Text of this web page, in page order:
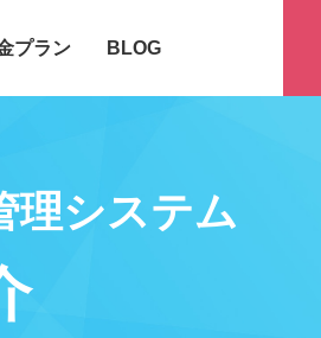
プラン BLOG
理システム